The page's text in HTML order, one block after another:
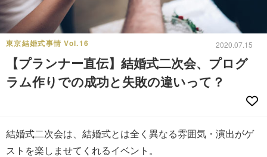
東京結婚式事情 Vol.16 2020.07.15
【プランナー直伝】結婚式二次会、プログ
ラム作りでの成功と失敗の違いって？
結婚式二次会は、結婚式とは全く異なる雰囲気・演出がゲ
ストを楽しませてくれるイベント。